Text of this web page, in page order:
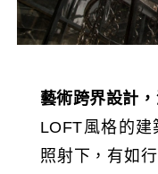
藝術跨界設計
LOFT風格的
照射下，有如